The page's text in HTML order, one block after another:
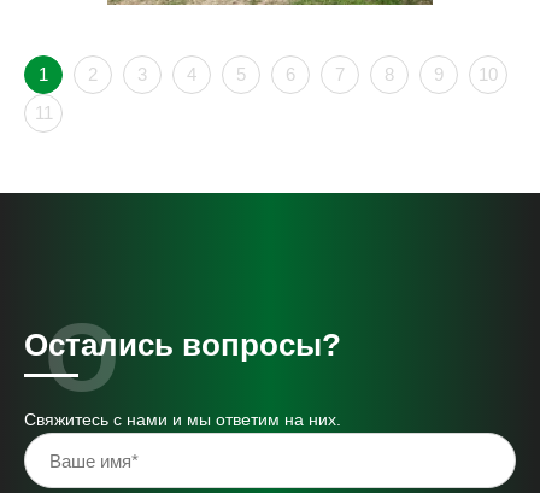
1 2 3 4 5 6 7 8 9
10
11
Остались вопросы?
Свяжитесь с нами и мы ответим на них.